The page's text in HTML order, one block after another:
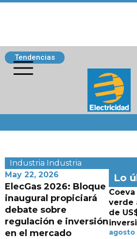
Tendencias
Industria Industria
May 22, 2026
ElecGas 2026: Bloque
inaugural propiciará
debate sobre
regulación e inversión
en el mercado
Lo
verde
de
agosto